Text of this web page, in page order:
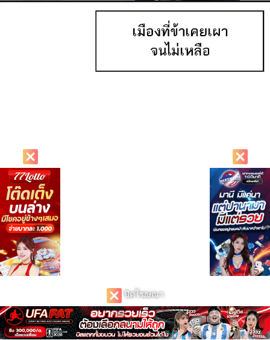
ปิดโฆษณา